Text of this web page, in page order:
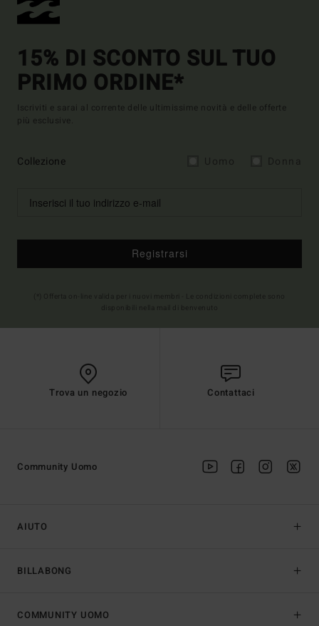
15% DI SCONTO SUL TUO
PRIMO ORDINE*
Iscriviti e sarai al corrente delle ultimissime novità e delle offerte
più esclusive.
Collezione
Registrarsi
Trova un negozio Contattaci
AIUTO
BILLABONG
Community Uomo
COMMUNITY UOMO